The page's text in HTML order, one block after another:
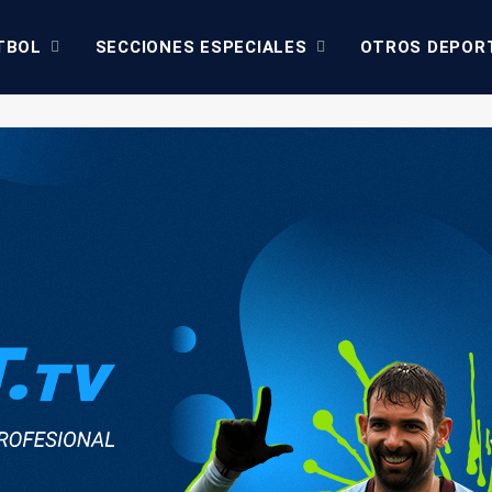
SECCIONES ESPECIALES OTROS